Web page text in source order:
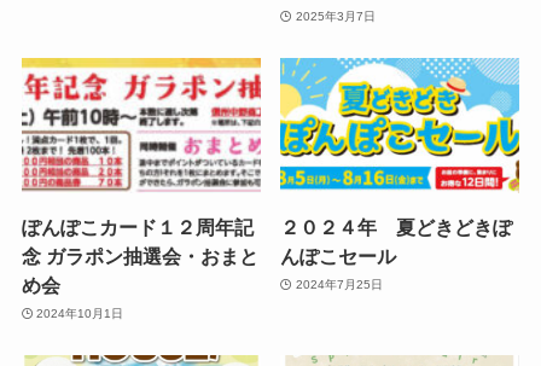
2025年3月7日
ぽんぽこカード１２周年記
念 ガラポン抽選会・おまと
め会
2024年10月1日
２０２４年 夏どきどきぽ
んぽこセール
2024年7月25日